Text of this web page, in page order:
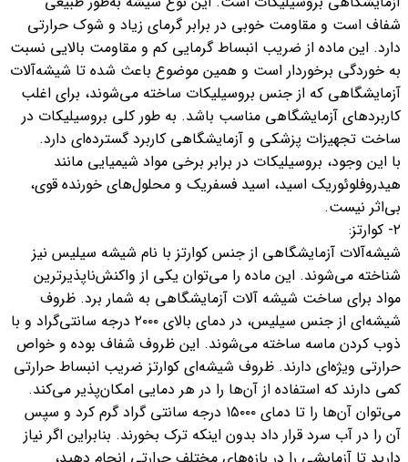
شفاف است و مقاومت خوبی در برابر گرمای زیاد و شوک حرارتی
دارد. این ماده از ضریب انبساط گرمایی کم و مقاومت بالایی نسبت
به خوردگی برخوردار است و همین موضوع باعث شده تا شیشه‌آلات
آزمایشگاهی که از جنس بروسیلیکات ساخته می‌شوند، برای اغلب
کاربردهای آزمایشگاهی مناسب باشد. به طور کلی بروسیلیکات در
ساخت تجهیزات پزشکی و آزمایشگاهی کاربرد گسترده‌ای دارد.
با این وجود، بروسیلیکات در برابر برخی مواد شیمیایی مانند
هیدروفلوئوریک اسید، اسید فسفریک و محلول‌های خورنده قوی،
بی‌اثر نیست.
۲- کوارتز:
شیشه‌آلات آزمایشگاهی از جنس کوارتز با نام شیشه سیلیس نیز
شناخته می‌شوند. این ماده را می‌توان یکی از واکنش‌ناپذیرترین
مواد برای ساخت شیشه ‌آلات آزمایشگاهی به شمار برد. ظروف
شیشه‌ای از جنس سیلیس، در دمای بالای ۲۰۰۰ درجه سانتی‌گراد و با
ذوب کردن ماسه ساخته می‌شوند. این ظروف شفاف بوده و خواص
حرارتی ویژه‌ای دارند. ظروف شیشه‌ای کوارتز ضریب انبساط حرارتی
کمی دارند که استفاده از آن‌ها را در هر دمایی امکان‌پذیر می‌کند.
می‌توان آن‌ها را تا دمای ۱۵۰۰۰ درجه سانتی گراد گرم کرد و سپس
آن را در آب سرد قرار داد بدون ‌اینکه ترک بخورند. بنابراین اگر نیاز